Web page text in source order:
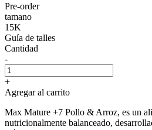
Pre-order
tamano
15K
Guía de talles
Cantidad
-
+
Agregar al carrito
Max Mature +7 Pollo & Arroz, es un
nutricionalmente balanceado,